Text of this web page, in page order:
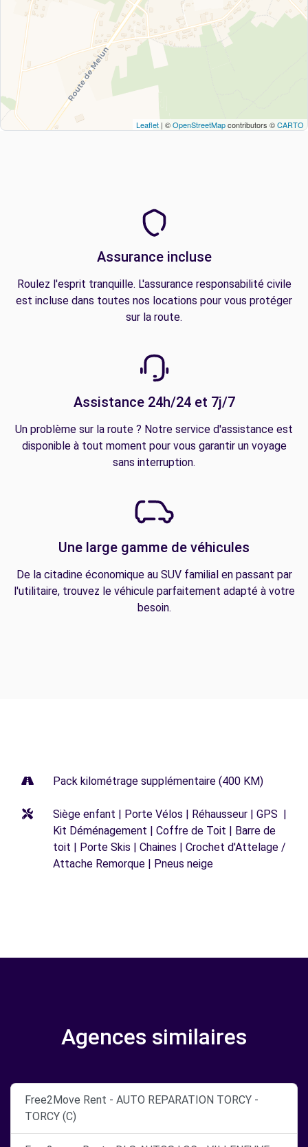
Leaflet | ©OpenStreetMapcontributors ©CARTO
Assurance incluse
Roulez l'esprit tranquille. L'assurance responsabilité civile
est incluse dans toutes nos locations pour vous protéger
sur la route.
Assistance 24h/24 et 7j/7
Un problème sur la route ? Notre service d'assistance est
disponible à tout moment pour vous garantir un voyage
sans interruption.
Une large gamme de véhicules
De la citadine économique au SUV familial en passant par
l'utilitaire, trouvez le véhicule parfaitement adapté à votre
besoin.
Pack kilométrage supplémentaire (400 KM)
Siège enfant | Porte Vélos | Réhausseur | GPS |
Kit Déménagement | Coffre de Toit | Barre de
toit | Porte Skis | Chaines | Crochet d'Attelage /
Attache Remorque | Pneus neige
Agences similaires
Free2Move Rent - AUTO REPARATION TORCY -
TORCY (C)